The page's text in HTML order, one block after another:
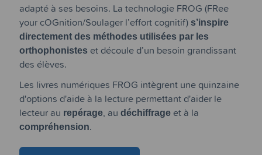
adapté à ses besoins. La technologie FROG (FRee
your cOGnition/Soulager l’effort cognitif)s’inspire
directement des méthodes utilisées par les
orthophonistes et découle d’un besoin grandissant
des élèves.
Les livres numériques FROG intègrent une quinzaine
d'options d'aide à la lecture permettant d'aider le
lecteur au repérage , audéchiffrage et à la
compréhension.